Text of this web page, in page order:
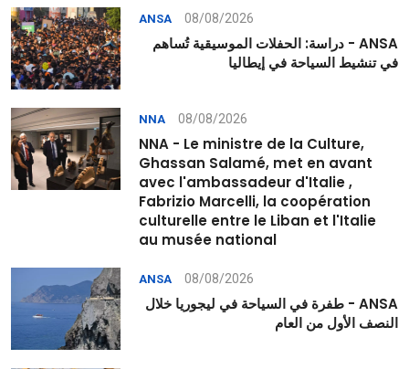
ANSA 08/08/2026
ANSA - دراسة: الحفلات الموسيقية تُساهم
في تنشيط السياحة في إيطاليا
NNA 08/08/2026
NNA - Le ministre de la Culture,
Ghassan Salamé, met en avant
avec l'ambassadeur d'Italie ,
Fabrizio Marcelli, la coopération
culturelle entre le Liban et l'Italie
au musée national
ANSA 08/08/2026
ANSA - طفرة في السياحة في ليجوريا خلال
النصف الأول من العام